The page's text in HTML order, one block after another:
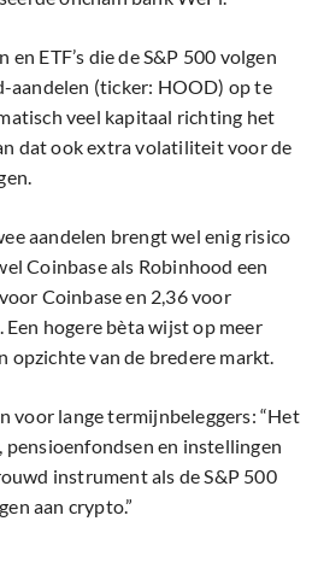
ETF’s die de S&P 500 volgen
aandelen (ticker: HOOD) op te
veel kapitaal richting het
dat ook extra volatiliteit voor de
aandelen brengt wel enig risico
Coinbase als Robinhood een
Coinbase en 2,36 voor
Een hogere bèta wijst op meer
opzichte van de bredere markt.
voor lange termijnbeleggers: “Het
pensioenfondsen en instellingen
instrument als de S&P 500
aan crypto.”